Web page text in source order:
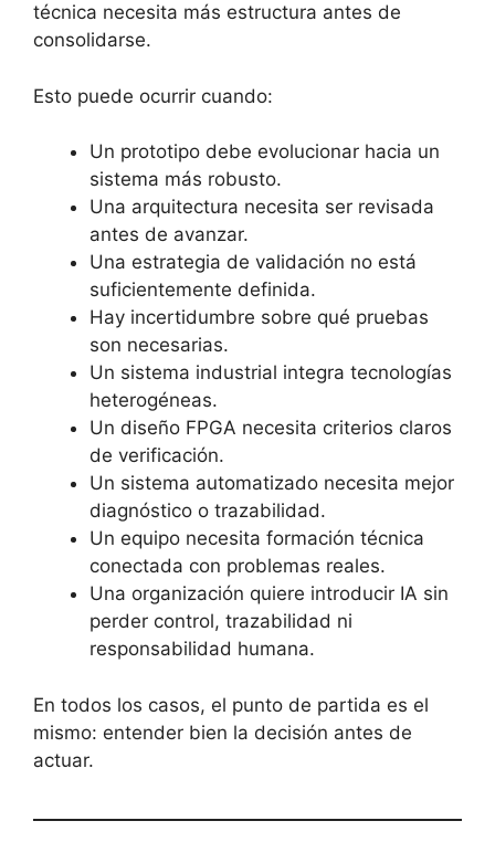
técnica necesita más estructura antes de
consolidarse.
Esto puede ocurrir cuando:
Un prototipo debe evolucionar hacia un
sistema más robusto.
Una arquitectura necesita ser revisada
antes de avanzar.
Una estrategia de validación no está
suficientemente definida.
Hay incertidumbre sobre qué pruebas
son necesarias.
Un sistema industrial integra tecnologías
heterogéneas.
Un diseño FPGA necesita criterios claros
de verificación.
Un sistema automatizado necesita mejor
diagnóstico o trazabilidad.
Un equipo necesita formación técnica
conectada con problemas reales.
Una organización quiere introducir IA sin
perder control, trazabilidad ni
responsabilidad humana.
En todos los casos, el punto de partida es el
mismo: entender bien la decisión antes de
actuar.